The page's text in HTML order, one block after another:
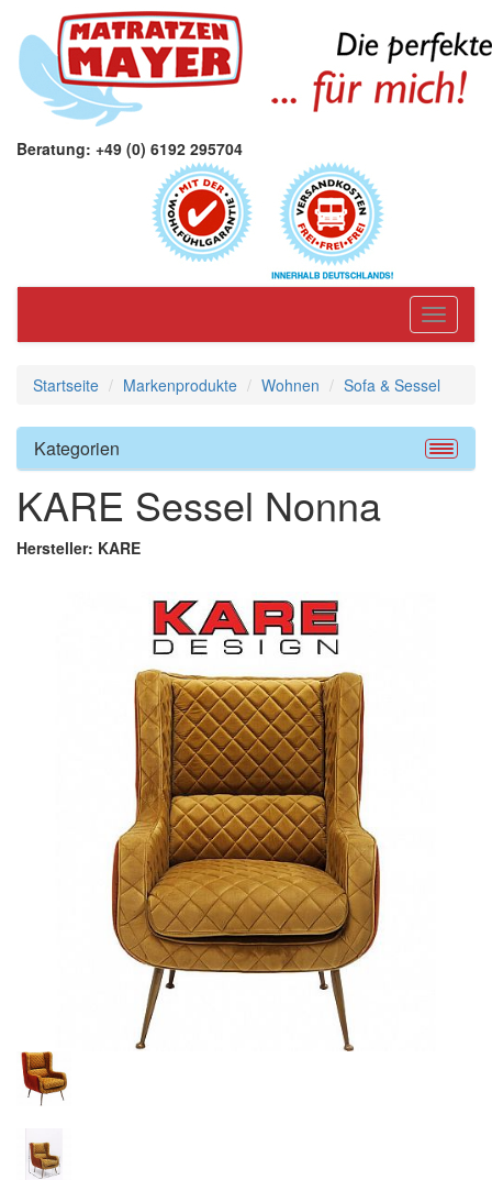
Beratung: +49 (0) 6192 295704
Toggle
Startseite Markenprodukte Wohnen Sofa & Sessel
Kategorien
KARE Sessel Nonna
Hersteller: KARE